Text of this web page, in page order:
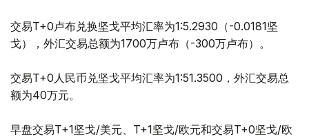
交易T+0卢布兑换坚戈平均汇率为1:5.2930（-0.0181坚
戈），外汇交易总额为1700万卢布（-300万卢布）。
交易T+0人民币兑坚戈平均汇率为1:51.3500，外汇交易总
额为40万元。
早盘交易T+1坚戈/美元、T+1坚戈/欧元和交易T+0坚戈/欧